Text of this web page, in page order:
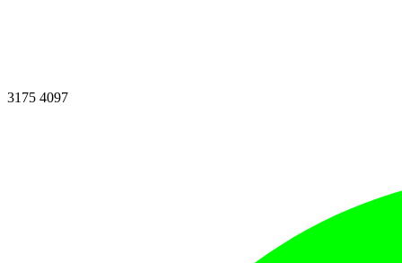
3175 4097